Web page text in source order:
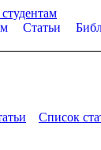
Статьи
Список